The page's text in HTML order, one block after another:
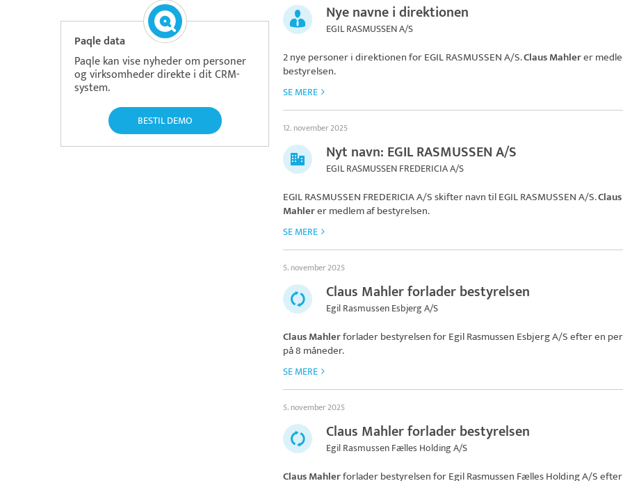
Paqle data
Paqle kan vise nyheder om personer
og virksomheder direkte i dit CRM-
system.
BESTIL DEMO
Nye navne i direktionen
EGIL RASMUSSEN A/S
2 nye personer i direktionen forEGIL RASMUSSEN A/S.Claus Mahlerer
bestyrelsen.
SE MERE
12. november 2025
Nyt navn: EGIL RASMUSSEN A/S
EGIL RASMUSSEN FREDERICIA A/S
EGIL RASMUSSEN FREDERICIA A/S skifter navn tilEGIL RASMUSSEN A/S.Claus
Mahlerer medlem af bestyrelsen.
SE MERE
5. november 2025
Claus Mahler forlader bestyrelsen
Egil Rasmussen Esbjerg A/S
Claus Mahlerforlader bestyrelsen forEgil Rasmussen Esbjerg A/Sefter en
på 8 måneder.
SE MERE
5. november 2025
Claus Mahler forlader bestyrelsen
Egil Rasmussen Fælles Holding A/S
Claus Mahlerforlader bestyrelsen forEgil Rasmussen Fælles Holding A/S